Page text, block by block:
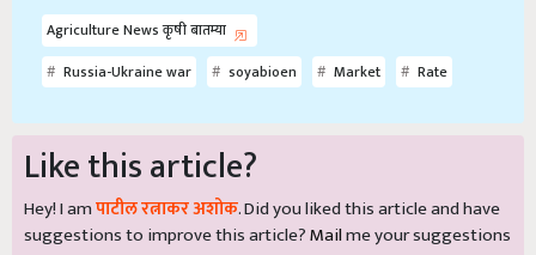
Agriculture News कृषी बातम्या
Russia-Ukraine war
soyabioen Market Rate
Like this article?
Hey! I amपाटील रत्नाकर अशोक. Did you liked this article and have
suggestions to improve this article?Mailme your suggestions